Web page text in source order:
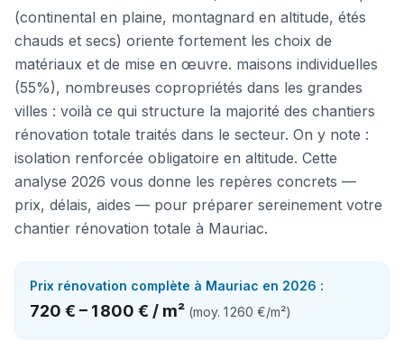
(continental en plaine, montagnard en altitude, étés
chauds et secs) oriente fortement les choix de
matériaux et de mise en œuvre. maisons individuelles
(55%), nombreuses copropriétés dans les grandes
villes : voilà ce qui structure la majorité des chantiers
rénovation totale traités dans le secteur. On y note :
isolation renforcée obligatoire en altitude. Cette
analyse 2026 vous donne les repères concrets —
prix, délais, aides — pour préparer sereinement votre
chantier rénovation totale à Mauriac.
Prix rénovation complète à Mauriac en 2026 :
720 € – 1 800 € / m² (moy. 1 260 €/m²)